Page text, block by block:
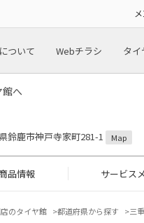
ついて Webチラシ タイ
へ
鈴鹿市神戸寺家町281-1 Map
商品情報 サービス
のタイヤ館 都道府県から探す 三